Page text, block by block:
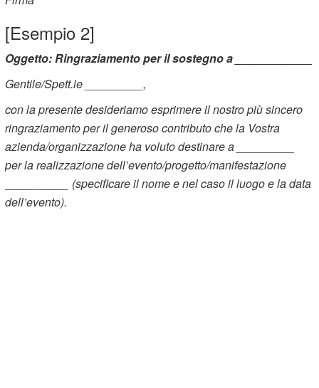
[Esempio 2]
Oggetto: Ringraziamento per il sostegno a ____________
Gentile/Spett.le _________,
con la presente desideriamo esprimere il nostro più sincero
ringraziamento per il generoso contributo che la Vostra
azienda/organizzazione ha voluto destinare a _________
per la realizzazione dell’evento/progetto/manifestazione
__________ (specificare il nome e nel caso il luogo e la data
dell’evento).